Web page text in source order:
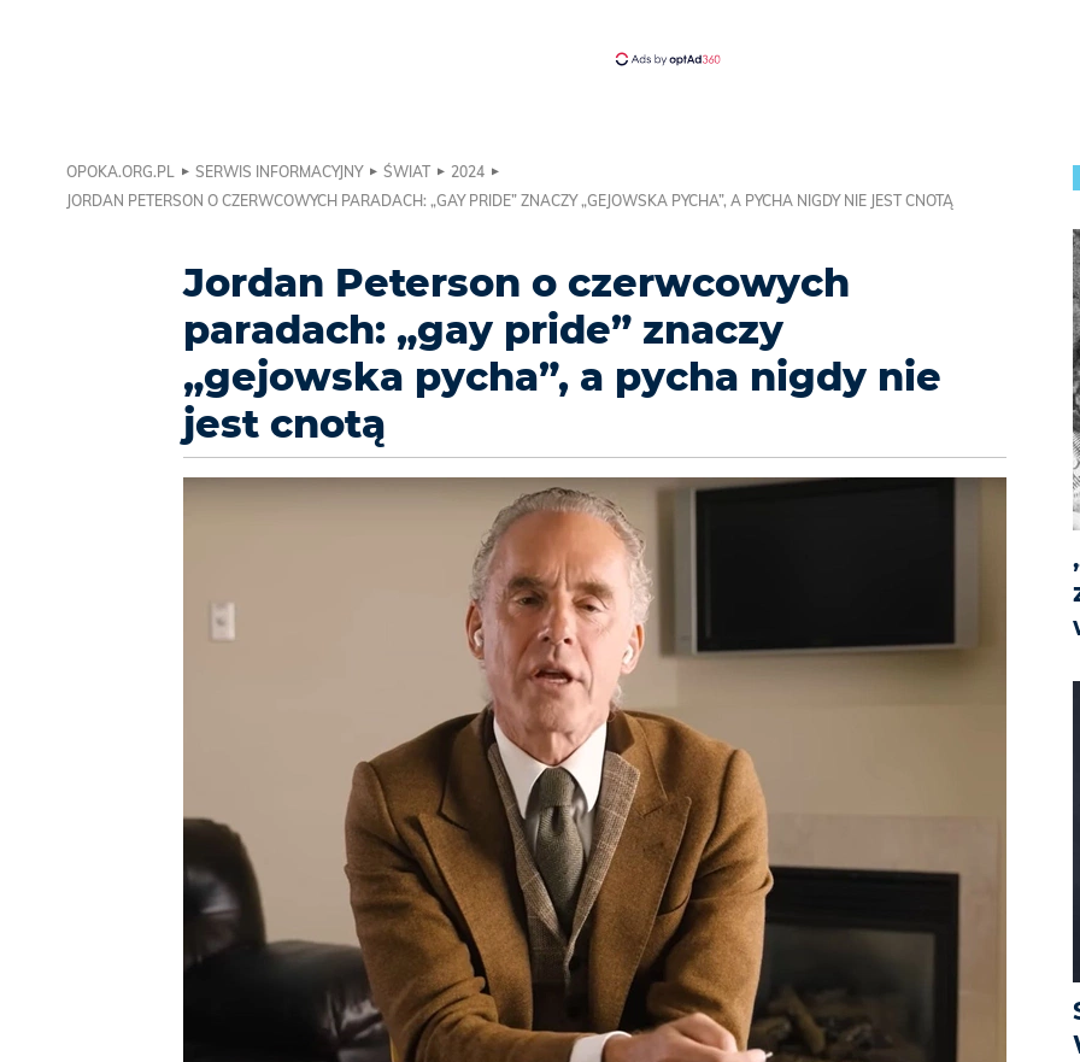
OPOKA.ORG.PL SERWIS INFORMACYJNY ŚWIAT
2024
JORDAN PETERSON O CZERWCOWYCH PARADACH: „GAY PRIDE” ZNACZY „GEJOWSKA PYCHA”, A PYCHA NIGDY NIE JEST CNOTĄ
Jordan Peterson o czerwcowych
paradach: „gay pride” znaczy
„gejowska pycha”, a pycha nigdy nie
jest cnotą